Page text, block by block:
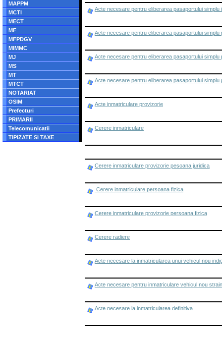
MAPPM
MCTI
MECT
MF
MFPDGV
MIMMC
MJ
MS
MT
MTCT
NOTARIAT
OSIM
Prefecturi
PRIMARII
Telecomunicatii
TIPIZATE SI TAXE
Acte necesare pentru eliberarea pasaportului
Acte necesare pentru eliberarea pasaportului
Acte necesare pentru eliberarea pasaportului
Acte necesare pentru eliberarea pasaportului
Acte inmatriculare provizorie
Cerere inmatriculare
Cerere inmatriculare provizorie pesoana juridica
Cerere inmatriculare persoana fizica
Cerere inmatriculare provizorie persoana fizica
Cerere radiere
Acte necesare la inmatricularea unui vehicul nou
Acte necesare pentru inmatriculare vehicul nou strain
Acte necesare la inmatricularea definitiva